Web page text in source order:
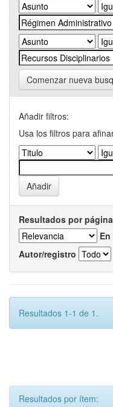
Comenzar nueva
Añadir filtros:
Usa los filtros para
Resultados por página
Autor/registro
Resultados 1-1 de 1.
Resultados por ítem: